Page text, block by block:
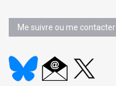
Me suivre ou me contacter